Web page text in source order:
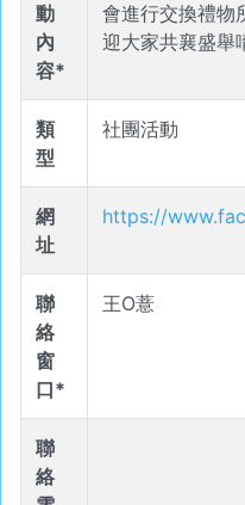
動
內
容*
會進行交換禮物
迎大家共襄盛舉
類
型
社團活動
網
址
https://
聯
絡
窗
口*
王O薏
聯
絡